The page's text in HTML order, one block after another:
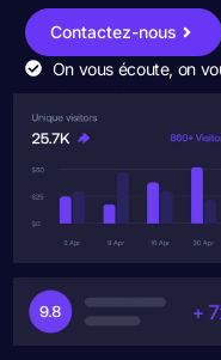
Contactez-nous
On vous écoute, on